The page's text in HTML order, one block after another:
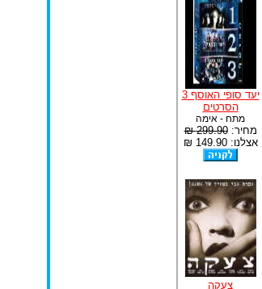
יעד סופי האוסף 3
הסרטים
מתח - אימה
מחיר:299.90 ₪
אצלנו: 149.90 ₪
צעקה